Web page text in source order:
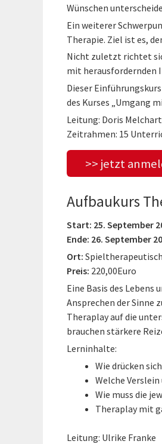
Wünschen
Ein weiterer
Therapie. Ziel ist es,
Nicht zuletzt richtet
mit herausfordernden
Dieser
des Kurses „Umgang
Leitung: Doris Melchart
Zeitrahmen: 15
>> jetzt
Aufbaukurs
Start: 25. September
Ende: 26. September
Ort:
Preis: 220,00Euro
Eine Basis des
Ansprechen der Sinne
Theraplay auf die
brauchen stärkere
Lerninhalte:
Wie drücken
Welche
Wie muss die
Theraplay mit
Leitung: Ulrike Franke